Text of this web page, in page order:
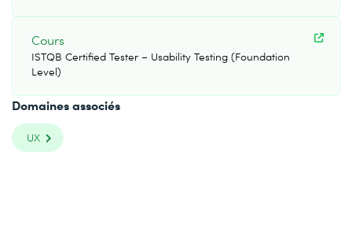
Cours
ISTQB Certified Tester – Usability Testing (Foundation
Level)
Domaines associés
UX